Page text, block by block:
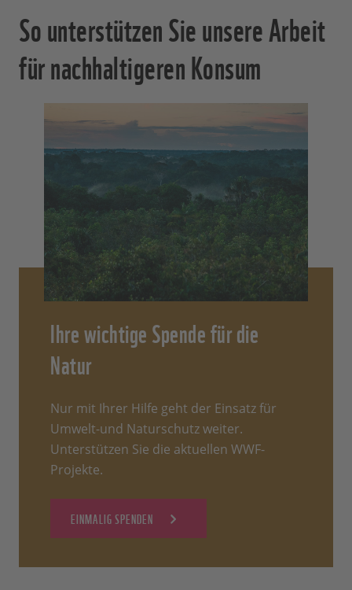
So unterstützen Sie unsere Arbeit
für nachhaltigeren Konsum
Ihre wichtige Spende für die
Natur
Nur mit Ihrer Hilfe geht der Einsatz für
Umwelt-und Naturschutz weiter.
Unterstützen Sie die aktuellen WWF-
Projekte.
EINMALIG SPENDEN